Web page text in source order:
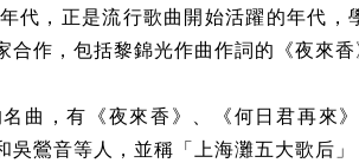
代，正是流行歌曲開始活躍的年代，
合作，包括黎錦光作曲作詞的《夜來
曲，有《夜來香》、《何日君再來
吳鶯音等人，並稱「上海灘五大歌后